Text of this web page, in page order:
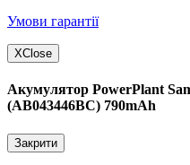
Умови гарантії
XClose
Акумулятор PowerPlant
(AB043446BC) 790mAh
Закрити